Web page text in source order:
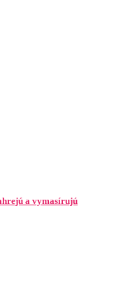
a vymasírujú